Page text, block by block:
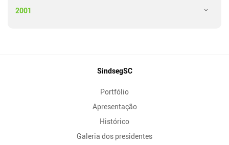
2001
SindsegSC
Portfólio
Apresentação
Histórico
Galeria dos presidentes